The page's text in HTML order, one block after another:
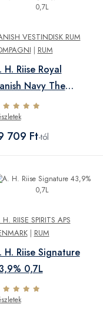
VESTINDISK RUM
| RUM
H. Riise Royal
Navy The
Jylland 45%
709 Ft-tól
RIISE SPIRITS APS
| RUM
H. Riise Signature
0,7L